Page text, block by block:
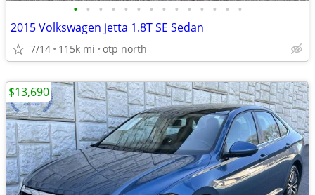
• • • • • • • • • • • • • •
2015 Volkswagen jetta 1.8T SE Sedan
7/14 115k mi otp north
$13,690